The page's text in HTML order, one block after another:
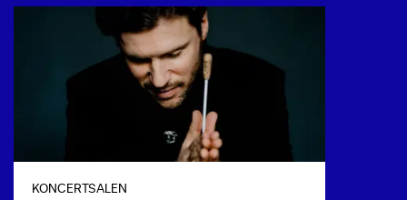
KONCERTSALEN